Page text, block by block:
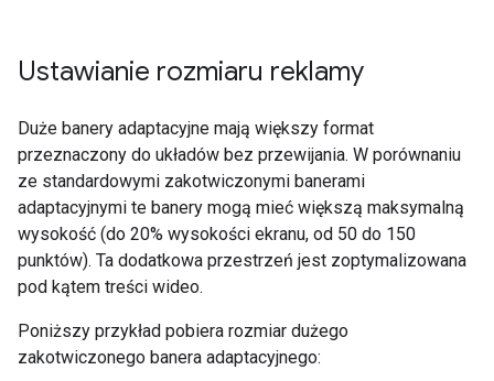
Ustawianie rozmiaru reklamy
Duże banery adaptacyjne mają większy format
przeznaczony do układów bez przewijania. W porównaniu
ze standardowymi zakotwiczonymi banerami
adaptacyjnymi te banery mogą mieć większą maksymalną
wysokość (do 20% wysokości ekranu, od 50 do 150
punktów). Ta dodatkowa przestrzeń jest zoptymalizowana
pod kątem treści wideo.
Poniższy przykład pobiera rozmiar dużego
zakotwiczonego banera adaptacyjnego: